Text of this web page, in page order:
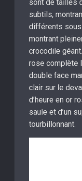
sont de tailles
subtils,
différents
montrant
crocodile
rose complète
double face
clair sur le
d’heure en or
saule et d’un
tourbillonnant.